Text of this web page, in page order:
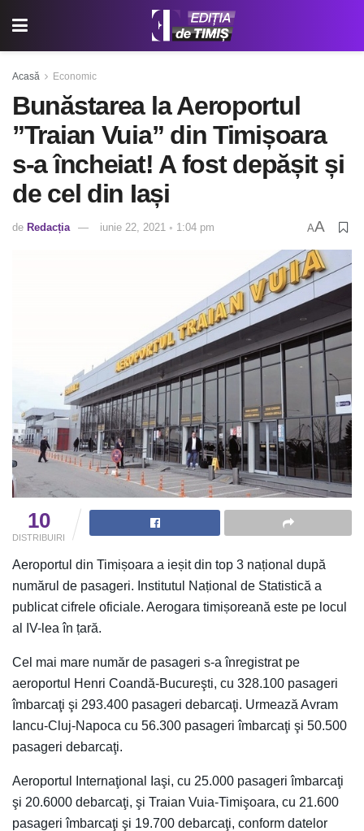
Acasă Economic
Bunăstarea la Aeroportul
”Traian Vuia” din Timișoara
s-a încheiat! A fost depășit și
de cel din Iași
de Redacția iunie 22, 2021 ◦ 1:04 pm AA
10
DISTRIBUIRI
Aeroportul din Timișoara a ieșit din top 3 național după
numărul de pasageri. Institutul Național de Statistică a
publicat cifrele oficiale. Aerogara timișoreană este pe locul
al IV-lea în țară.
Cel mai mare număr de pasageri s-a înregistrat pe
aeroportul Henri Coandă-Bucureşti, cu 328.100 pasageri
îmbarcaţi şi 293.400 pasageri debarcaţi. Urmează Avram
Iancu-Cluj-Napoca cu 56.300 pasageri îmbarcaţi şi 50.500
pasageri debarcaţi.
Aeroportul Internaţional Iaşi, cu 25.000 pasageri îmbarcaţi
şi 20.6000 debarcaţi, şi Traian Vuia-Timişoara, cu 21.600
pasageri îmbarcaţi şi 19.700 debarcaţi, conform datelor